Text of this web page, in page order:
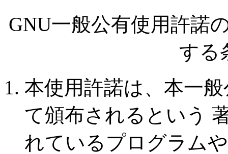
GNU一般公有使用許諾
する
本使用許諾は、本一
て頒布されるという
れているプログラム